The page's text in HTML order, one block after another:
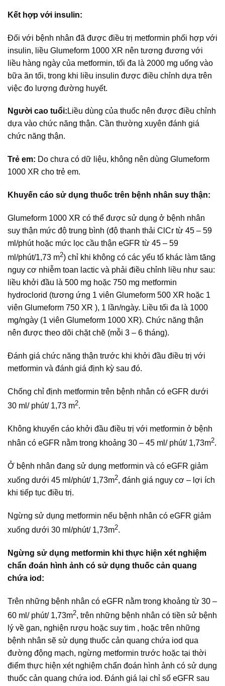
Kết hợp với insulin:
Đối với bệnh nhân đã được điều trị metformin phối hợp với
insulin, liều Glumeform 1000 XR nên tương đương với
liều hàng ngày của metformin, tối đa là 2000 mg uống vào
bữa ăn tối, trong khi liều insulin được điều chỉnh dựa trên
việc đo lượng đường huyết.
Người cao tuổi:Liều dùng của thuốc nên được điều chỉnh
dựa vào chức năng thận. Cần thường xuyên đánh giá
chức năng thận.
Trẻ em: Do chưa có dữ liệu, không nên dùng Glumeform
1000 XR cho trẻ em.
Khuyến cáo sử dụng thuốc trên bệnh nhân suy thận:
Glumeform 1000 XR có thể được sử dụng ở bệnh nhân
suy thận mức độ trung bình (độ thanh thải Cl­Cr từ 45 – 59
ml/phút hoặc mức lọc cầu thận eGFR từ 45 – 59
ml/phút/1,73 m2) chỉ khi không có các yếu tố khác làm tăng
nguy cơ nhiễm toan lactic và phải điều chỉnh liều như sau:
liều khởi đầu là 500 mg hoặc 750 mg metformin
hydroclorid (tương ứng 1 viên Glumeform 500 XR hoặc 1
viên Glumeform 750 XR ), 1 lần/ngày. Liều tối đa là 1000
mg/ngày (1 viên Glumeform 1000 XR). Chức năng thận
nên được theo dõi chặt chẽ (mỗi 3 – 6 tháng).
Đánh giá chức năng thận trước khi khởi đầu điều trị với
metformin và đánh giá định kỳ sau đó.
Chống chỉ định metformin trên bệnh nhân có eGFR dưới
30 ml/ phút/ 1,73 m2.
Không khuyến cáo khởi đầu điều trị với metformin ở bệnh
nhân có eGFR nằm trong khoảng 30 – 45 ml/ phút/ 1,73m2.
Ở bệnh nhân đang sử dụng metformin và có eGFR giảm
xuống dưới 45 ml/phút/ 1,73m2, đánh giá nguy cơ – lợi ích
khi tiếp tục điều trị.
Ngừng sử dụng metformin nếu bệnh nhân có eGFR giảm
xuống dưới 30 ml/phút/ 1,73m2.
Ngừng sử dụng metformin khi thực hiện xét nghiệm
chẩn đoán hình ảnh có sử dụng thuốc cản quang
chứa iod:
Trên những bệnh nhân có eGFR nằm trong khoảng từ 30 –
60 ml/ phút/ 1,73m2, trên những bệnh nhân có tiền sử bệnh
lý về gan, nghiện rượu hoặc suy tim , hoặc trên những
bệnh nhân sẽ sử dụng thuốc cản quang chứa iod qua
đường động mạch, ngừng metformin trước hoặc tại thời
điểm thực hiện xét nghiệm chẩn đoán hình ảnh có sử dụng
thuốc cản quang chứa iod. Đánh giá lại chỉ số eGFR sau